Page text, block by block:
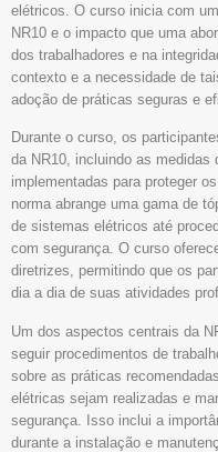
elétricos. O curso inicia com
NR10 e o impacto que uma
dos trabalhadores e na
contexto e a necessidade de
adoção de práticas seguras e
Durante o curso, os
da NR10, incluindo as medidas
implementadas para proteger
norma abrange uma gama de
de sistemas elétricos até
com segurança. O curso
diretrizes, permitindo que os
dia a dia de suas atividades
Um dos aspectos centrais da
seguir procedimentos de
sobre as práticas
elétricas sejam realizadas e
segurança. Isso inclui a
durante a instalação e